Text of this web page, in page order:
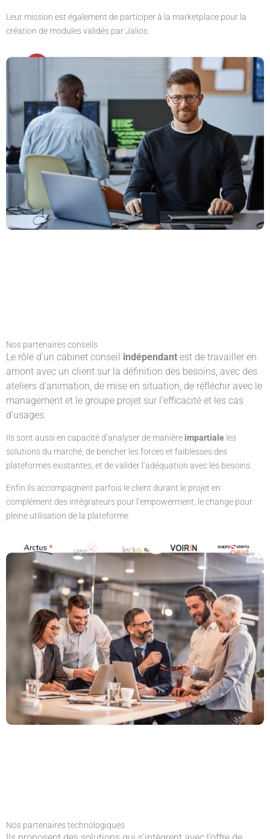
Leur mission est également de participer à la marketplace pour la
création de modules validés par Jalios.
Nos partenairesconseils
Le rôle d’un cabinet conseil indépendant est de travailler en
amont avec un client sur la définition des besoins, avec des
ateliers d’animation, de mise en situation, de réfléchir avec le
management et le groupe projet sur l’efficacité et les cas
d’usages.
Ils sont aussi en capacité d’analyser de manière impartiale les
solutions du marché, de bencher les forces et faiblesses des
plateformes existantes, et de valider l’adéquation avec les besoins.
Enfin ils accompagnent parfois le client durant le projet en
complément des intégrateurs pour l’empowerment, le change pour
pleine utilisation de la plateforme.
Nos partenairestechnologiques